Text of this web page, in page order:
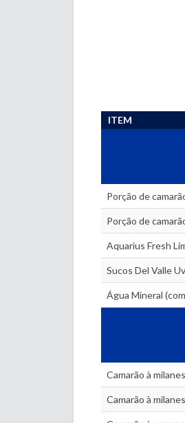
ITEM
Porção de
Porção de
Aquarius Fresh
Sucos Del Valle
Água Mineral
Camarão à
Camarão à